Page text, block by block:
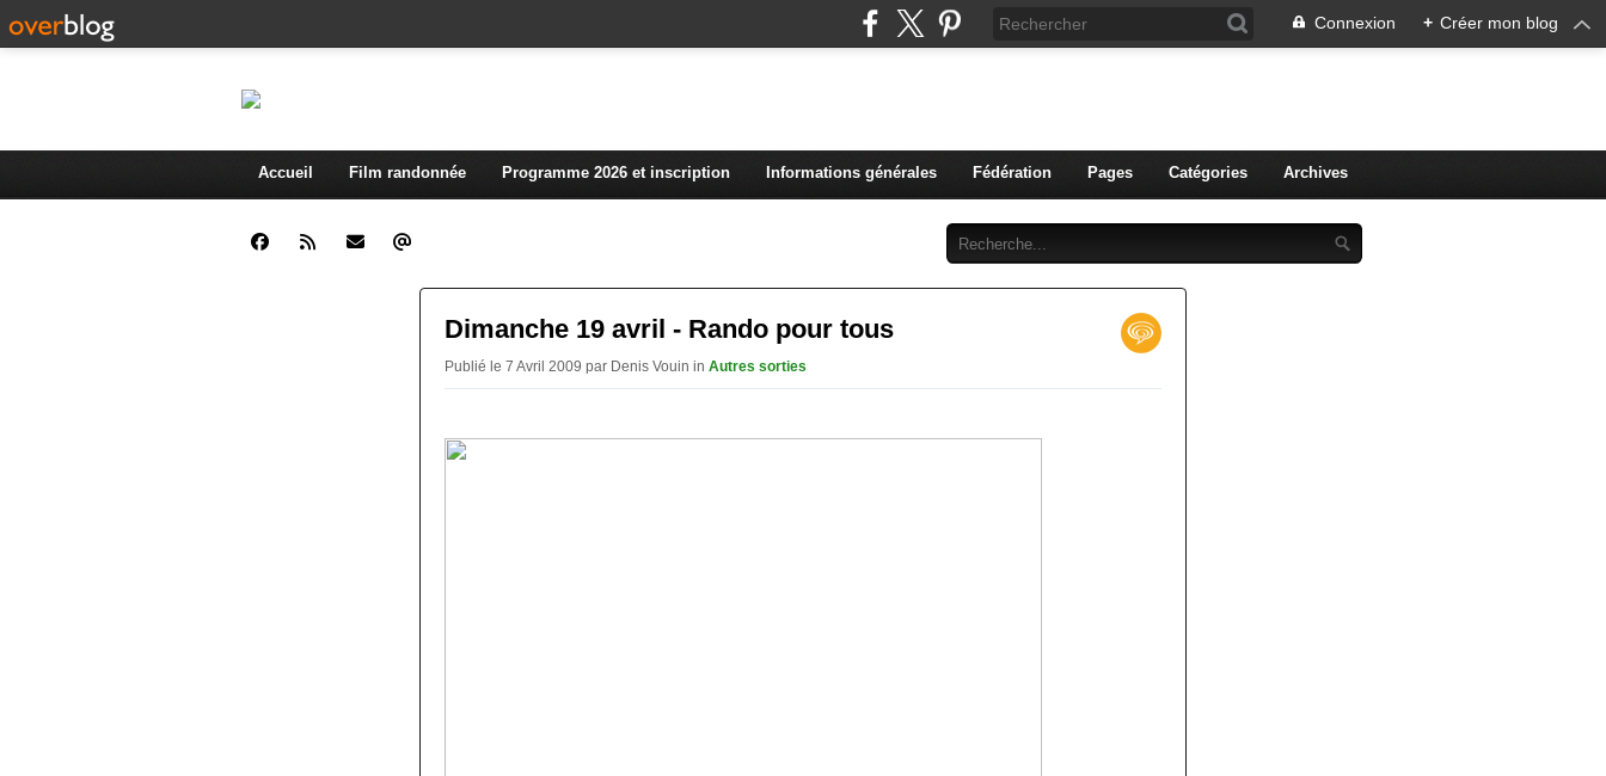
Connexion + Créer mon blog
Accueil Film randonnée Programme 2026 et inscription Informations générales Fédération Pages Catégories Archives
Dimanche 19 avril - Rando pour tous
Publié le 7 Avril 2009 par Denis Vouin in Autres sorties